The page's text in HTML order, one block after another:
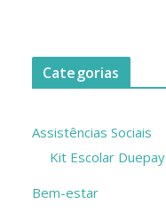
Categorias
Assistências Sociais
Kit Escolar Duepay
Bem-estar